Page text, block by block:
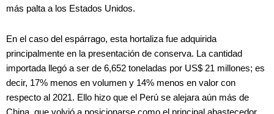
más palta a los Estados Unidos.
En el caso del espárrago, esta hortaliza fue adquirida
principalmente en la presentación de conserva. La cantidad
importada llegó a ser de 6,652 toneladas por US$ 21 millones; es
decir, 17% menos en volumen y 14% menos en valor con
respecto al 2021. Ello hizo que el Perú se alejara aún más de
China, que volvió a posicionarse como el principal abastecedor